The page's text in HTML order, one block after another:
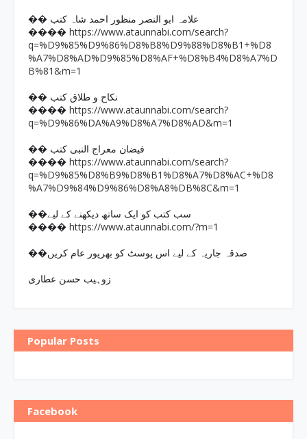
�� علامہ ابو النصر منظور احمد شاہ کتب
���� https://www.ataunnabi.com/search?
q=%D9%85%D9%86%D8%B8%D9%88%D8%B1+%D8
%A7%D8%AD%D9%85%D8%AF+%D8%B4%D8%A7%D
B%81&m=1
�� نکاح و طلاق کتب
���� https://www.ataunnabi.com/search?
q=%D9%86%DA%A9%D8%A7%D8%AD&m=1
�� فیضان معراج النبی کتب
���� https://www.ataunnabi.com/search?
q=%D9%85%D8%B9%D8%B1%D8%A7%D8%AC+%D8
%A7%D9%84%D9%86%D8%A8%DB%8C&m=1
��سب کتب کو ایک ساتھ دیکھنے کے لیے
���� https://www.ataunnabi.com/?m=1
��صدقہ جاریہ کے لیے اس پوسٹ کو بھرپور عام کریں
زوہیب حسن عطاری
Popular Posts
Facebook